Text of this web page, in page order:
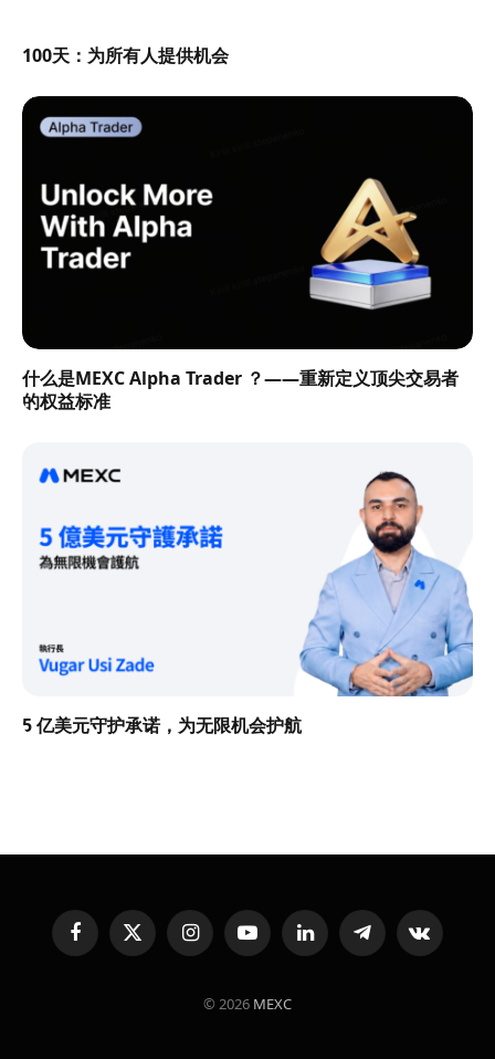
100天：为所有人提供机会
什么是MEXC Alpha Trader ？——重新定义顶尖交易者
的权益标准
5 亿美元守护承诺，为无限机会护航
FacebookX
(Twitter)
InstagramYouTubeLinkedInTelegramVKontakte
© 2026 MEXC